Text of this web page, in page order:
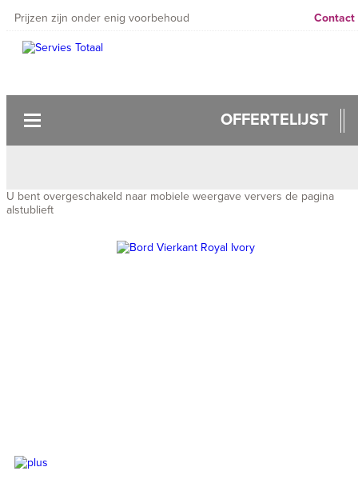
Prijzen zijn onder enig voorbehoud Contact
OFFERTELIJST
U bent overgeschakeld naar mobiele weergave ververs de pagina
alstublieft